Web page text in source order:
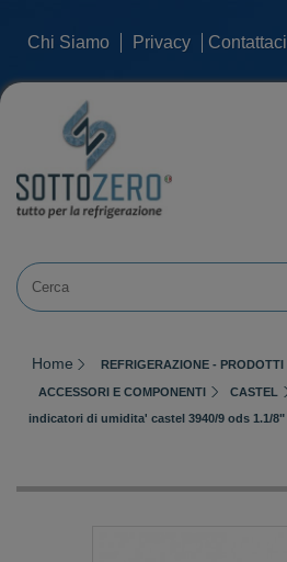
Chi Siamo Privacy Contattaci
Home REFRIGERAZIONE - PRODOTTI
ACCESSORI E COMPONENTI
CASTEL
indicatori di umidita' castel 3940/9 ods 1.1/8"